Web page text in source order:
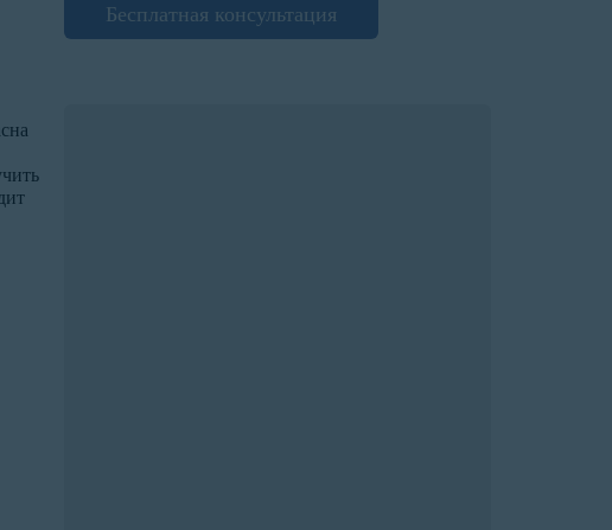
Бесплатная консультация